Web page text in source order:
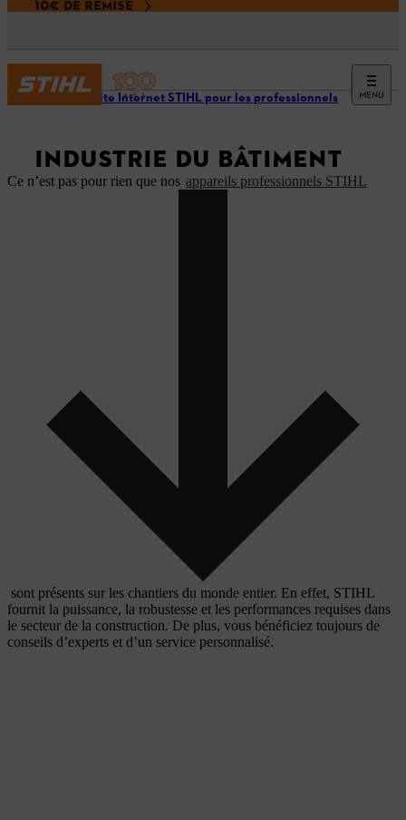
10€ DE REMISE
MENU
Notre site Internet STIHL pour les professionnels
INDUSTRIE DU BÂTIMENT
Ce n’est pas pour rien que nos appareils professionnels STIHL
sont présents sur les chantiers du monde entier. En effet, STIHL
fournit la puissance, la robustesse et les performances requises dans
le secteur de la construction. De plus, vous bénéficiez toujours de
conseils d’experts et d’un service personnalisé.